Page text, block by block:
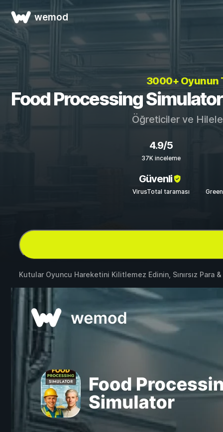
wemod
3000+ Oyunun
Food Processing
Öğreticiler ve
4.9/5
37K inceleme
Güvenli
VirusTotal taraması
Kutular Oyuncu Hareketini Kilitlemez Edinin, Sınırsız Para &